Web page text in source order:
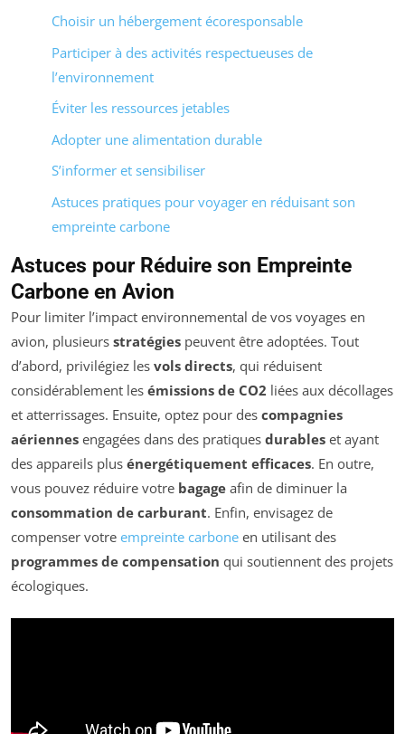
Choisir un hébergement écoresponsable
Participer à des activités respectueuses de
l’environnement
Éviter les ressources jetables
Adopter une alimentation durable
S’informer et sensibiliser
Astuces pratiques pour voyager en réduisant son
empreinte carbone
Astuces pour Réduire son Empreinte
Carbone en Avion
Pour limiter l’impact environnemental de vos voyages en
avion, plusieurs stratégies peuvent être adoptées. Tout
d’abord, privilégiez les vols directs, qui réduisent
considérablement les émissions de CO2 liées aux décollages
et atterrissages. Ensuite, optez pour des compagnies
aériennes engagées dans des pratiques durables et ayant
des appareils plus énergétiquement efficaces. En outre,
vous pouvez réduire votre bagage afin de diminuer la
consommation de carburant. Enfin, envisagez de
compenser votre empreinte carbone en utilisant des
programmes de compensation qui soutiennent des projets
écologiques.